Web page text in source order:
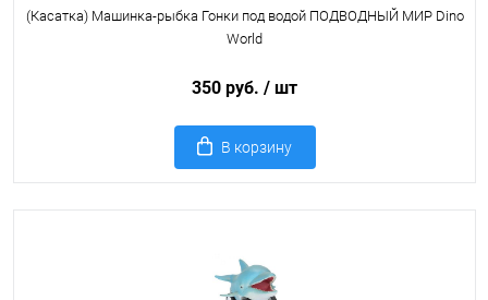
(Касатка) Машинка-рыбка Гонки под водой ПОДВОДНЫЙ МИР Dino
World
350 руб. / шт
В корзину